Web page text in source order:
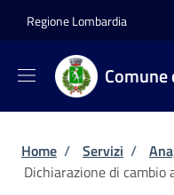
Regione Lombardia
Comune
Briciole di
Home / Servizi /
Dichiarazione di cambio